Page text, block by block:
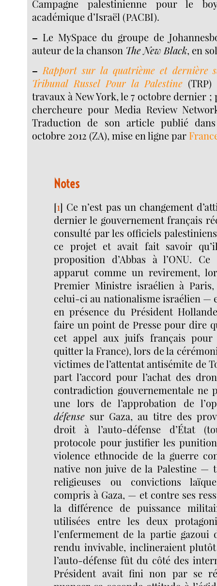
Campagne palestinienne pour le
académique d’Israël (PACBI).
– Le MySpace du groupe de
auteur de la chanson The New Black, en
– Rapport sur la quatrième et dernière
Tribunal Russel Pour la Palestine
travaux à New York, le 7 octobre dernier ;
chercheure pour Media Review
Traduction de son article publié
octobre 2012 (ZA), mise en ligne par
Notes
[1] Ce n’est pas un changement
dernier le gouvernement français
consulté par les officiels
ce projet et avait fait savoir
proposition d’Abbas à l’ONU.
apparut comme un revirement,
Premier Ministre israélien à
celui-ci au nationalisme israélien —
en présence du Président
faire un point de Presse pour dire
cet appel aux juifs français
quitter la France), lors de la
victimes de l’attentat antisémite de
part l’accord pour l’achat des
contradiction gouvernementale ne
une lors de l’approbation de
défense sur Gaza, au titre des
droit à l’auto-défense d’État
protocole pour justifier les
violence ethnocide de la guerre
native non juive de la Palestine —
religieuses ou convictions
compris à Gaza, — et contre ses
la différence de puissance
utilisées entre les deux
l’enfermement de la partie
rendu invivable, inclineraient
l’auto-défense fût du côté des
Président avait fini non par se